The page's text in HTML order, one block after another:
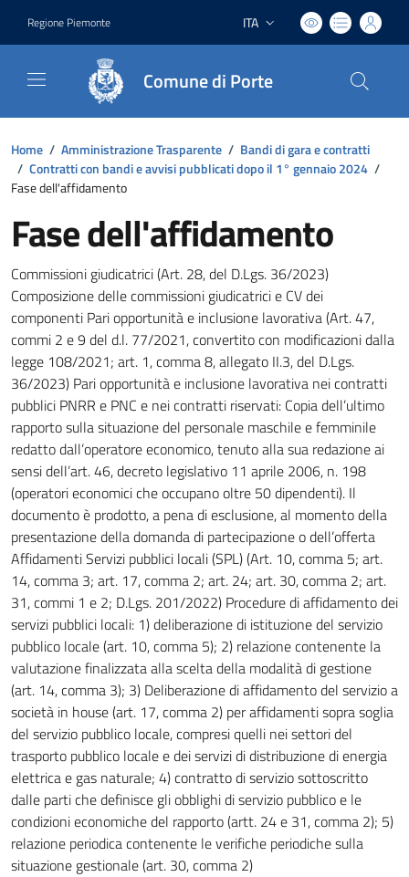
Regione Piemonte Lingua attiva:
ITA
Comune di Porte
Home / Amministrazione Trasparente / Bandi di gara e contratti
/ Contratti con bandi e avvisi pubblicati dopo il 1° gennaio 2024 /
Fase dell'affidamento
Fase dell'affidamento
Commissioni giudicatrici (Art. 28, del D.Lgs. 36/2023)
Composizione delle commissioni giudicatrici e CV dei
componenti Pari opportunità e inclusione lavorativa (Art. 47,
commi 2 e 9 del d.l. 77/2021, convertito con modificazioni dalla
legge 108/2021; art. 1, comma 8, allegato II.3, del D.Lgs.
36/2023) Pari opportunità e inclusione lavorativa nei contratti
pubblici PNRR e PNC e nei contratti riservati: Copia dell’ultimo
rapporto sulla situazione del personale maschile e femminile
redatto dall’operatore economico, tenuto alla sua redazione ai
sensi dell’art. 46, decreto legislativo 11 aprile 2006, n. 198
(operatori economici che occupano oltre 50 dipendenti). Il
documento è prodotto, a pena di esclusione, al momento della
presentazione della domanda di partecipazione o dell’offerta
Affidamenti Servizi pubblici locali (SPL) (Art. 10, comma 5; art.
14, comma 3; art. 17, comma 2; art. 24; art. 30, comma 2; art.
31, commi 1 e 2; D.Lgs. 201/2022) Procedure di affidamento dei
servizi pubblici locali: 1) deliberazione di istituzione del servizio
pubblico locale (art. 10, comma 5); 2) relazione contenente la
valutazione finalizzata alla scelta della modalità di gestione
(art. 14, comma 3); 3) Deliberazione di affidamento del servizio a
società in house (art. 17, comma 2) per affidamenti sopra soglia
del servizio pubblico locale, compresi quelli nei settori del
trasporto pubblico locale e dei servizi di distribuzione di energia
elettrica e gas naturale; 4) contratto di servizio sottoscritto
dalle parti che definisce gli obblighi di servizio pubblico e le
condizioni economiche del rapporto (artt. 24 e 31, comma 2); 5)
relazione periodica contenente le verifiche periodiche sulla
situazione gestionale (art. 30, comma 2)